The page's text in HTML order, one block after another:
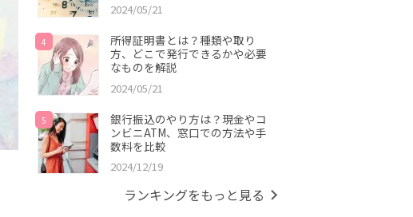
2024/05/21
4
所得証明書とは？種類や取り
方、どこで発行できるかや必要
なものを解説
2024/05/21
5
銀行振込のやり方は？現金やコ
ンビニATM、窓口での方法や手
数料を比較
2024/12/19
ランキングをもっと見る